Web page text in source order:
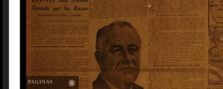
PAGINAS